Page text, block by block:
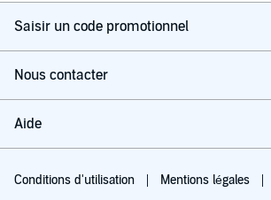
Saisir un code promotionnel
Nous contacter
Aide
Conditions d'utilisation Mentions légales